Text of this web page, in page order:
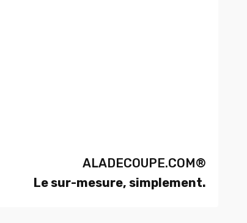
ALADECOUPE.COM®
Le sur-mesure, simplement.